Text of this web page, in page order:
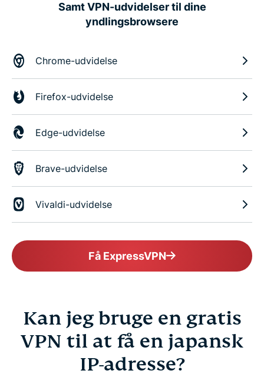
Samt VPN-udvidelser til dine
yndlingsbrowsere
Chrome-udvidelse
Firefox-udvidelse
Edge-udvidelse
Brave-udvidelse
Vivaldi-udvidelse
Få ExpressVPN
Kan jeg bruge en gratis
VPN til at få en japansk
IP-adresse?